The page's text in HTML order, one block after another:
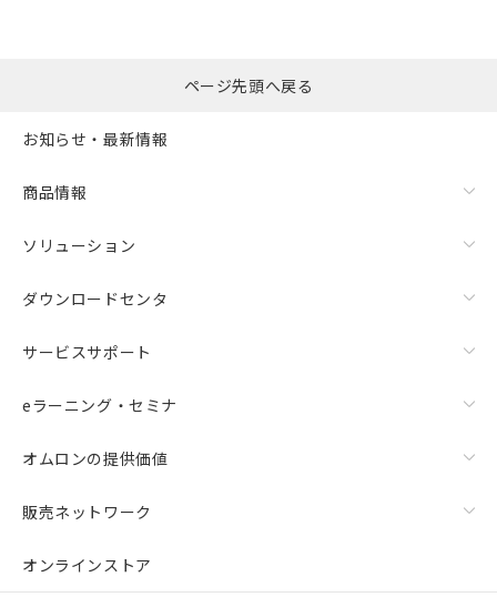
ページ先頭へ戻る
お知らせ・最新情報
商品情報
ソリューション
ダウンロードセンタ
サービスサポート
eラーニング・セミナ
オムロンの提供価値
販売ネットワーク
オンラインストア